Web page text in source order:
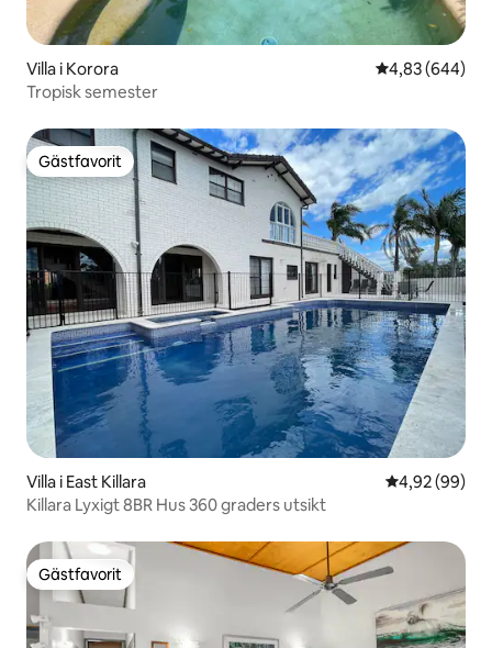
Villa i Korora 4,83 av 5 i
4,83 (644)
Tropisk semester
Gästfavorit
Gästfavorit
Villa i East Killara 4,92 av 5 i
4,92 (99)
Killara Lyxigt 8BR Hus 360 graders utsikt
Gästfavorit
Gästfavorit